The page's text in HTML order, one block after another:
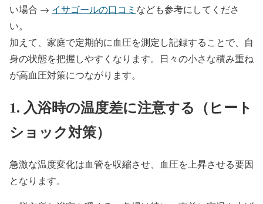
い場合 → イサゴールの口コミ なども参考にしてくださ
い。
加えて、家庭で定期的に血圧を測定し記録することで、自
身の状態を把握しやすくなります。日々の小さな積み重ね
が高血圧対策につながります。
1. 入浴時の温度差に注意する（ヒート
ショック対策）
急激な温度変化は血管を収縮させ、血圧を上昇させる要因
となります。